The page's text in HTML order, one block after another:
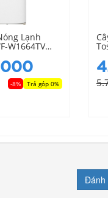
Lạnh
W1664TV
-8% Trả góp 0%
Đánh